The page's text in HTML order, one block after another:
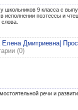
школьников 9 класса с
поэтессы и
Дмитриевна|
(0)
речи и